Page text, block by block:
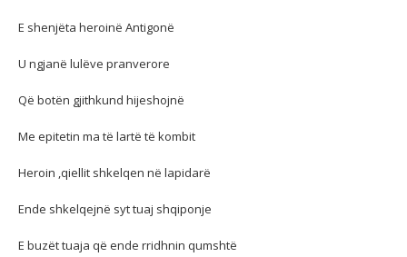
E shenjëta heroinë Antigonë
U ngjanë lulëve pranverore
Që botën gjithkund hijeshojnë
Me epitetin ma të lartë të kombit
Heroin ,qiellit shkelqen në lapidarë
Ende shkelqejnë syt tuaj shqiponje
E buzët tuaja që ende rridhnin qumshtë